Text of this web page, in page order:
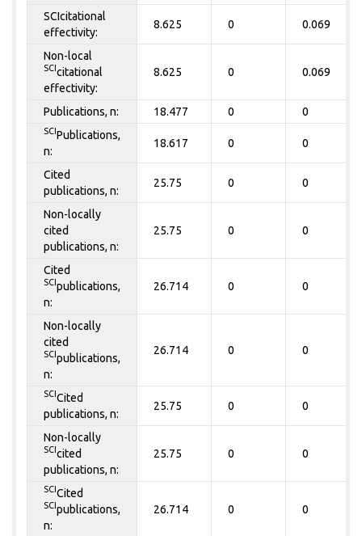
SCIcitational
effectivity:
8.625 0 0.069
Non-local
SCI citational
effectivity:
8.625 0 0.069
Publications, n: 18.477 0 0
SCI Publications,
n:
18.617 0 0
Cited
publications, n:
25.75 0 0
Non-locally
cited
publications, n:
25.75 0 0
Cited
SCI publications,
n:
26.714 0 0
Non-locally
cited
SCI publications,
n:
26.714 0 0
SCI Cited
publications, n:
25.75 0 0
Non-locally
SCI cited
publications, n:
25.75 0 0
SCI Cited
SCI publications,
n:
26.714 0 0